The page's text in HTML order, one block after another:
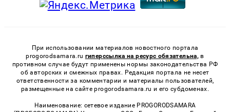
При использовании материалов новостного портала
progorodsamara.ru гиперссылка на ресурс обязательна, в
противном случае будут применены нормы законодательства РФ
об авторских и смежных правах. Редакция портала не несет
ответственности за комментарии и материалы пользователей,
размещенные на сайте progorodsamara.ru и его субдоменах.
Наименование: сетевое издание PROGORODSAMARA